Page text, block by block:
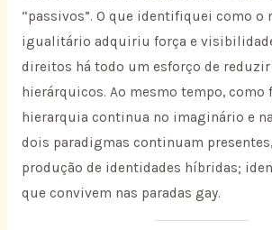
“passivos”. O que identifiquei como o
igualitário adquiriu força e
direitos há todo um esforço de
hierárquicos. Ao mesmo tempo, como
hierarquia continua no imaginário e
dois paradigmas continuam
produção de identidades híbridas;
que convivem nas paradas gay.